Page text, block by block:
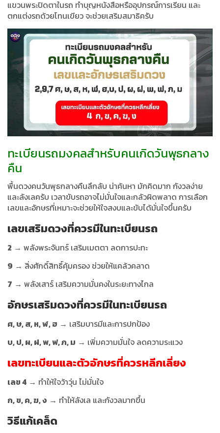
แขวนพระปิดตาในรถ ทำบุญหนังสือหรืออุปกรณ์การเรียน และ
ตกแต่งรถด้วยโทนเขียว จะช่วยเสริมสมาธิครับ
ทะเบียนรถมงคลสำหรับคนเกิดวันพุธกลาง
คืน
พื้นดวงคนวันพุธกลางคืนลึกลับ น่าค้นหา มักคิดมาก กังวลง่าย
และลังเลครับ เวลาขับรถอาจไม่มั่นใจและกลัวผิดพลาด การเลือก
เลขและอักษรที่เหมาะจะช่วยให้ใจสงบและขับได้มั่นใจขึ้นครับ
เลขเสริมดวงที่ควรมีในทะเบียนรถ
2 → พลังพระจันทร์ เสริมเมตตา ลดการปะทะ
9 → สิ่งศักดิ์สิทธิ์คุ้มครอง ช่วยให้แคล้วคลาด
7 → พลังเสาร์ เสริมความมั่นคงในระยะทางไกล
อักษรเสริมดวงที่ควรมีในทะเบียนรถ
ศ, ษ, ส, ห, ฬ, ฮ → เสริมบารมีและการปกป้อง
บ, ป, ผ, ฝ, พ, ฟ, ภ, ม → เพิ่มความมั่นใจ ลดความระแวง
เลขทะเบียนและตัวอักษรที่ควรหลีกเลี่ยง
เลข 4 → ทำให้ใจว้าวุ่น ไม่มั่นใจ
ก, ข, ค, ฆ, ง → ทำให้ลังเล และกังวลมากขึ้น
วิธีแก้เคล็ด